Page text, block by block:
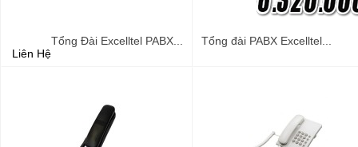
Liên Hệ
Tổng Đài Excelltel PABX... Tổng đài PABX Excelltel...